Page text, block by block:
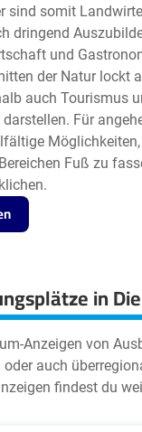
sind somit
dringend
und
der Natur lockt
auch Tourismus
Für
Fuß zu
in
Anzeigen von
oder auch
findest du